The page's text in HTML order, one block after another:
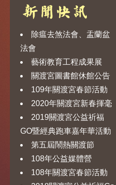
除瘟去煞法會、盂蘭盆
法會
藝術教育工程成果展
關渡宮圖書館休館公告
109年關渡宮春節活動
2020年關渡宮新春揮毫
2019關渡宮公益祈福
GO暨經典跑車嘉年華活動
第五屆鬧熱關渡節
108年公益媒體營
108年關渡宮春節活動